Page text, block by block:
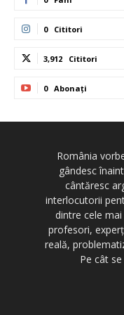
0 Cititori
3,912 Cititori
0 Abonați
România
gândesc
cântăresc
interlocutorii
dintre cele
profesori,
reală,
Pe cât